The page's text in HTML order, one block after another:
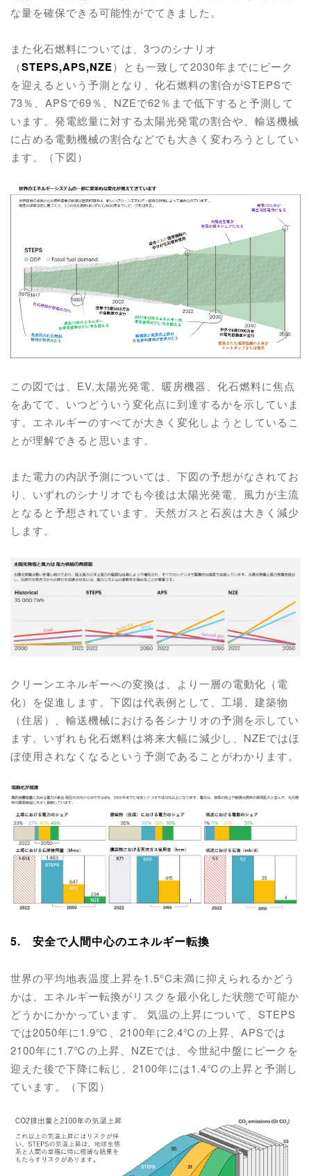
な量を確保できる可能性がでてきました。
また化石燃料については、3つのシナリオ
（STEPS,APS,NZE）とも一致して2030年までにピーク
を迎えるという予測となり、化石燃料の割合がSTEPSで
73％、APSで69％、NZEで62％まで低下すると予測して
います。発電総量に対する太陽光発電の割合や、輸送機械
に占める電動機械の割合などでも大きく変わろうとしてい
ます。（下図）
この図では、EV,太陽光発電、暖房機器、化石燃料に焦点
をあてて、いつどういう変化点に到達するかを示していま
す。エネルギーのすべてが大きく変化しようとしているこ
とが理解できると思います。
また電力の内訳予測については、下図の予想がなされてお
り、いずれのシナリオでも今後は太陽光発電、風力が主流
となると予想されています。天然ガスと石炭は大きく減少
します。
クリーンエネルギーへの変換は、より一層の電動化（電
化）を促進します。下図は代表例として、工場、建築物
（住居）、輸送機械における各シナリオの予測を示してい
ます。いずれも化石燃料は将来大幅に減少し、NZEではほ
ぼ使用されなくなるという予測であることがわかります。
5. 安全で人間中心のエネルギー転換
世界の平均地表温度上昇を1.5°C未満に抑えられるかどう
かは、エネルギー転換がリスクを最小化した状態で可能か
どうかにかかっています。 気温の上昇について、STEPS
では2050年に1.9℃、2100年に2.4℃の上昇、APSでは
2100年に1.7℃の上昇、NZEでは、今世紀中盤にピークを
迎えた後で下降に転じ、2100年には1.4℃の上昇と予測し
ています。（下図）